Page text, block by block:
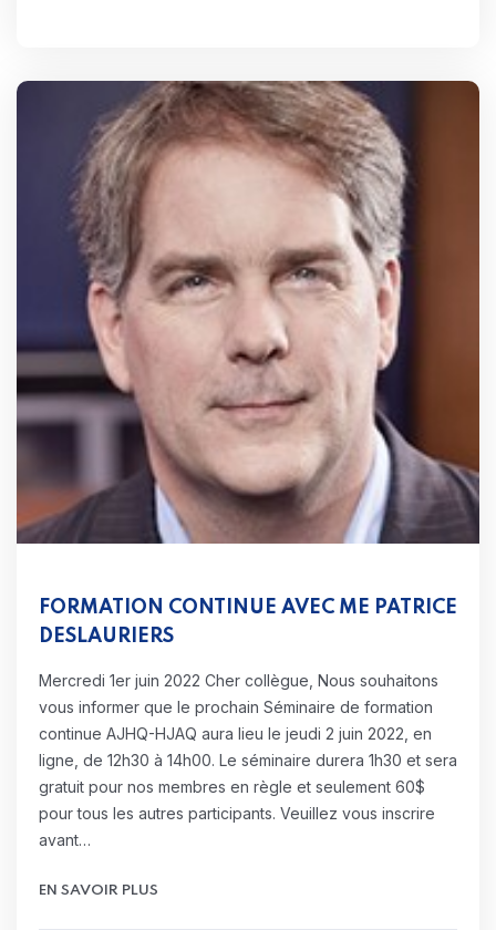
FORMATION CONTINUE AVEC ME PATRICE
DESLAURIERS
Mercredi 1er juin 2022 Cher collègue, Nous souhaitons
vous informer que le prochain Séminaire de formation
continue AJHQ-HJAQ aura lieu le jeudi 2 juin 2022, en
ligne, de 12h30 à 14h00. Le séminaire durera 1h30 et sera
gratuit pour nos membres en règle et seulement 60$
pour tous les autres participants. Veuillez vous inscrire
avant…
EN SAVOIR PLUS